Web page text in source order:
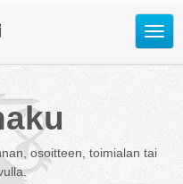
Avaa
osoitteen, toimialan tai